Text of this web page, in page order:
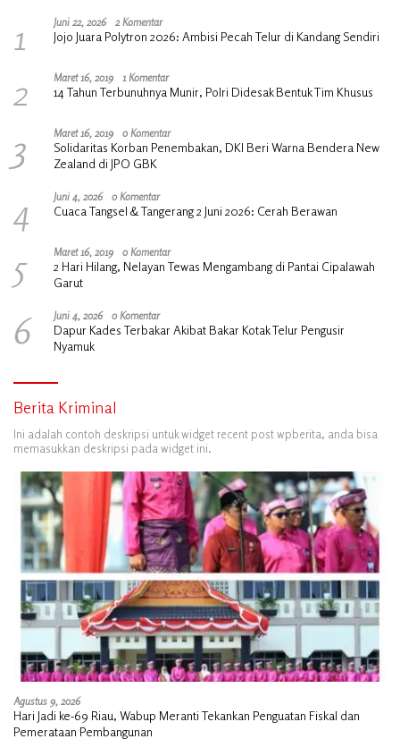
1 Juni 22, 2026 2 Komentar
Jojo Juara Polytron 2026: Ambisi Pecah Telur di Kandang Sendiri
2 Maret 16, 2019 1 Komentar
14 Tahun Terbunuhnya Munir, Polri Didesak Bentuk Tim Khusus
3 Maret 16, 2019 0 Komentar
Solidaritas Korban Penembakan, DKI Beri Warna Bendera New
Zealand di JPO GBK
4 Juni 4, 2026 0 Komentar
Cuaca Tangsel & Tangerang 2 Juni 2026: Cerah Berawan
5 Maret 16, 2019 0 Komentar
2 Hari Hilang, Nelayan Tewas Mengambang di Pantai Cipalawah
Garut
6 Juni 4, 2026 0 Komentar
Dapur Kades Terbakar Akibat Bakar Kotak Telur Pengusir
Nyamuk
Berita Kriminal
Ini adalah contoh deskripsi untuk widget recent post wpberita, anda bisa
memasukkan deskripsi pada widget ini.
Agustus 9, 2026
Hari Jadi ke-69 Riau, Wabup Meranti Tekankan Penguatan Fiskal dan
Pemerataan Pembangunan